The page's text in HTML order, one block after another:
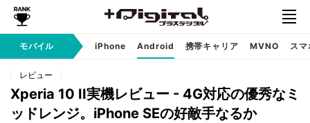
モバイル iPhone Android 携帯キャリア MVNO ス
レビュー
Xperia 10 II実機レビュー - 4G対応の優秀なミ
ッドレンジ。iPhone SEの好敵手なるか